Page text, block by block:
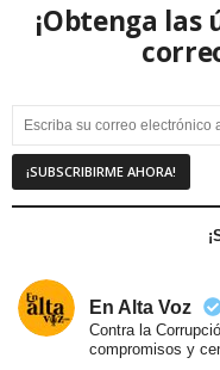
¡Obtenga
En Alta Voz
Contra la
compromisos y